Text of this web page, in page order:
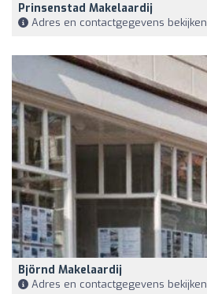
Prinsenstad Makelaardij
Adres en contactgegevens bekijken
Björnd Makelaardij
Adres en contactgegevens bekijken